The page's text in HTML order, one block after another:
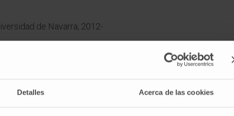
Detalles Acerca de las cookies
de Navarra, 2012-
de Barcelona, 2015-2016.